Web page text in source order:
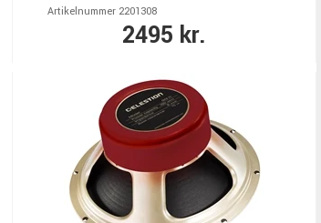
Artikelnummer 2201308
2495 kr.